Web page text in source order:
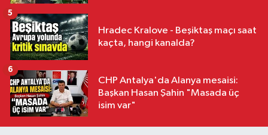
Hradec Kralove - Beşiktaş maçı saat
kaçta, hangi kanalda?
5
CHP Antalya'da Alanya mesaisi:
Başkan Hasan Şahin "Masada üç
isim var"
6